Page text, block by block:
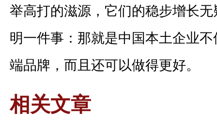
举高打的滋源，它们的稳步增长
明一件事：那就是中国本土企业
端品牌，而且还可以做得更好。
相关文章